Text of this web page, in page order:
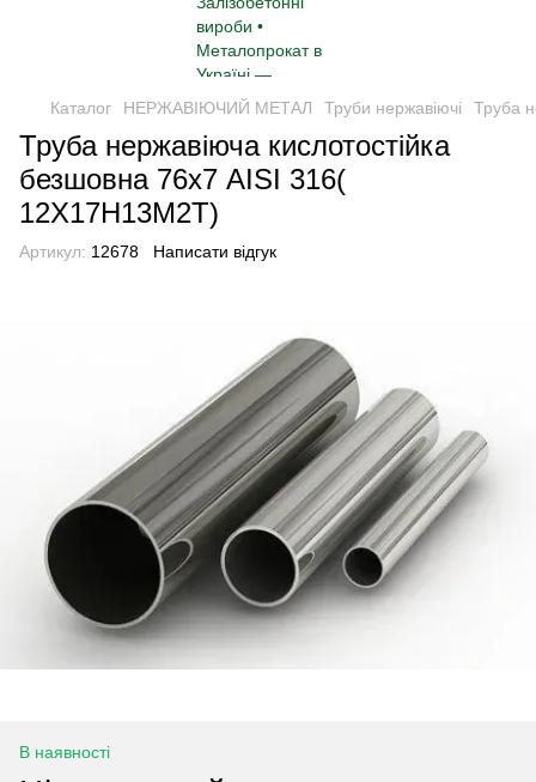
Каталог НЕРЖАВІЮЧИЙ МЕТАЛ Труби нержавіючі Труба
Труба нержавіюча кислотостійка
безшовна 76х7 AISI 316(
12Х17Н13М2Т)
Артикул: 12678 Написати відгук
В наявності